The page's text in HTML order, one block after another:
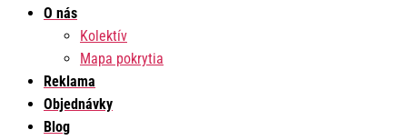
O nás
Kolektív
Mapa pokrytia
Reklama
Objednávky
Blog